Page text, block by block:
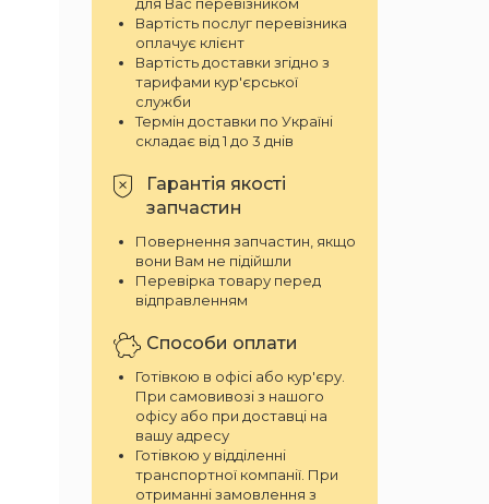
Вартість послуг перевізника
оплачує клієнт
Вартість доставки згідно з
тарифами кур'єрської
служби
Термін доставки по Україні
складає від 1 до 3 днів
Гарантія якості
запчастин
Повернення запчастин, якщо
вони Вам не підійшли
Перевірка товару перед
відправленням
Способи оплати
Готівкою в офісі або кур'єру.
При самовивозі з нашого
офісу або при доставці на
вашу адресу
Готівкою у відділенні
транспортної компанії. При
отриманні замовлення з